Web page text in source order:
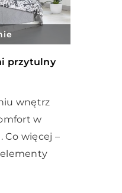
przytulny
wnętrz
w
więcej –